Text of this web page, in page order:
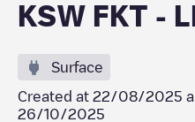
KSW FKT -
Surface
Created at 22/08/2025
26/10/2025